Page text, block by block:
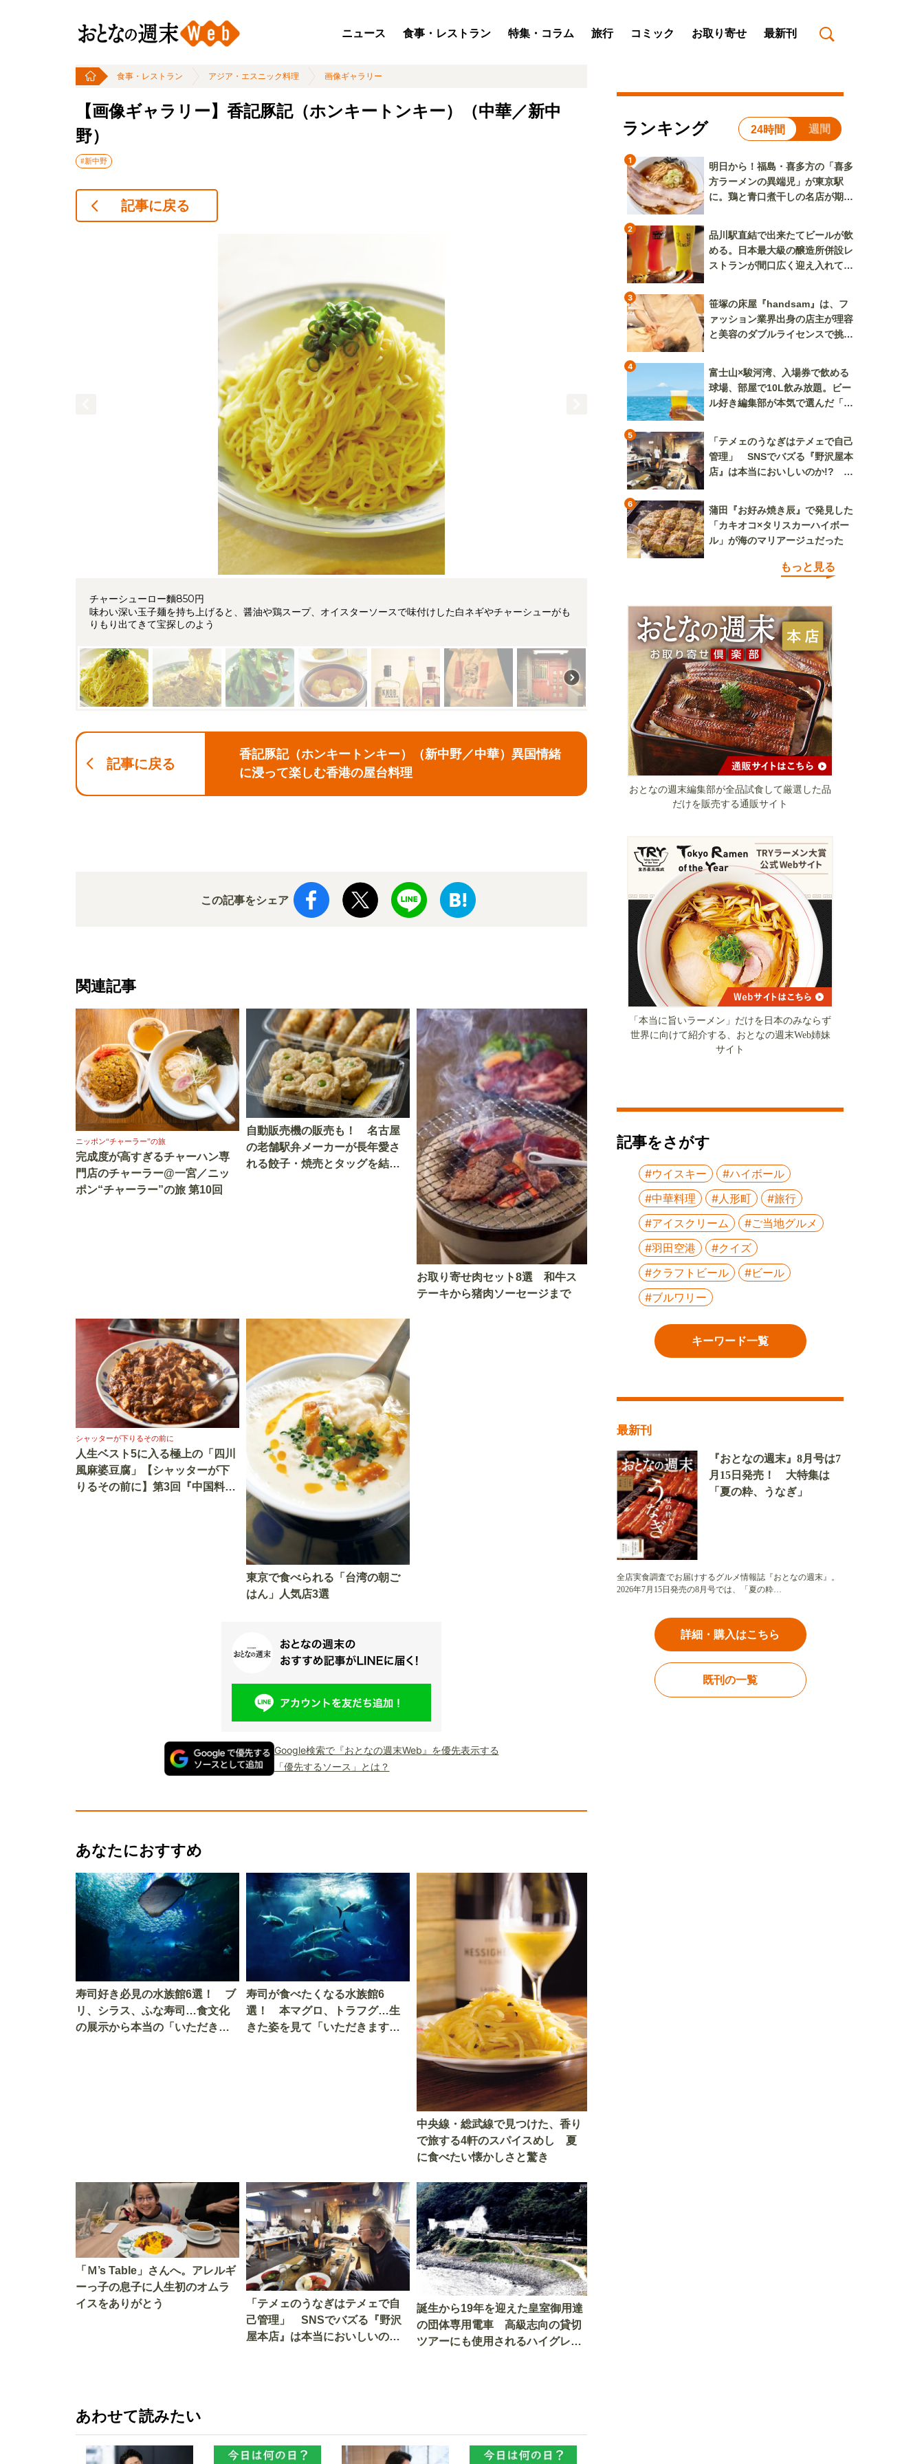
ニュース 食事・レストラン 特集・コラム 旅行 コミック お取り寄せ 最新刊
食事・レストラン アジア・エスニック料理 画像ギャラリー
【画像ギャラリー】香記豚記（ホンキートンキー）（中華／新中
野）
#新中野
記事に戻る
チャーシューロー麵850円
味わい深い玉子麺を持ち上げると、醤油や鶏スープ、オイスターソースで味付けした白ネギやチャーシューがも
りもり出てきて宝探しのよう
記事に戻る
香記豚記（ホンキートンキー）（新中野／中華）異国情緒
に浸って楽しむ香港の屋台料理
この記事をシェア
関連記事
ニッポン“チャーラー”の旅
完成度が高すぎるチャーハン専
門店のチャーラー@一宮／ニッ
ポン“チャーラー”の旅 第10回
自動販売機の販売も！ 名古屋
の老舗駅弁メーカーが長年愛さ
れる餃子・焼売とタッグを結成
お取り寄せ肉セット8選 和牛ス
テーキから猪肉ソーセージまで
シャッターが下りるその前に
人生ベスト5に入る極上の「四川
風麻婆豆腐」【シャッターが下
りるその前に】第3回『中国料理
東京で食べられる「台湾の朝ご
はん」人気店3選
Google検索で『おとなの週末Web』を優先表示する
「優先するソース」とは？
あなたにおすすめ
寿司好き必見の水族館6選！ ブ
リ、シラス、ふな寿司…食文化
の展示から本当の「いただきま
寿司が食べたくなる水族館6
選！ 本マグロ、トラフグ…生
きた姿を見て「いただきます」
中央線・総武線で見つけた、香り
で旅する4軒のスパイスめし 夏
に食べたい懐かしさと驚き
「Ｍ’s Table」さんへ。アレルギ
ーっ子の息子に人生初のオムラ
イスをありがとう
「テメェのうなぎはテメェで自
己管理」 SNSでバズる『野沢
屋本店』は本当においしいの
誕生から19年を迎えた皇室御用達
の団体専用電車 高級志向の貸切
ツアーにも使用されるハイグレー
あわせて読みたい
ランキング 24時間 週間
1
明日から！福島・喜多方の「喜多
方ラーメンの異端児」が東京駅
に。鶏と青口煮干しの名店が期間
2
品川駅直結で出来たてビールが飲
める。日本最大級の醸造所併設レ
ストランが間口広く迎え入れてく
3
笹塚の床屋『handsam』は、フ
ァッション業界出身の店主が理容
と美容のダブルライセンスで挑む
4
富士山×駿河湾、入場券で飲める
球場、部屋で10L飲み放題。ビー
ル好き編集部が本気で選んだ「ビ
5
「テメェのうなぎはテメェで自己
管理」 SNSでバズる『野沢屋本
店』は本当においしいのか!? い
6
蒲田『お好み焼き辰』で発見した
「カキオコ×タリスカーハイボー
ル」が海のマリアージュだった
もっと見る
おとなの週末編集部が全品試食して厳選した品
だけを販売する通販サイト
「本当に旨いラーメン」だけを日本のみならず
世界に向けて紹介する、おとなの週末Web姉妹
サイト
記事をさがす
#ウイスキー
#ハイボール
#中華料理
#人形町
#旅行
#アイスクリーム
#ご当地グルメ
#羽田空港
#クイズ
#クラフトビール
#ビール
#ブルワリー
キーワード一覧
最新刊
『おとなの週末』8月号は7
月15日発売！ 大特集は
「夏の粋、うなぎ」
全店実食調査でお届けするグルメ情報誌『おとなの週末』。
2026年7月15日発売の8月号では、「夏の粋…
詳細・購入はこちら
既刊の一覧